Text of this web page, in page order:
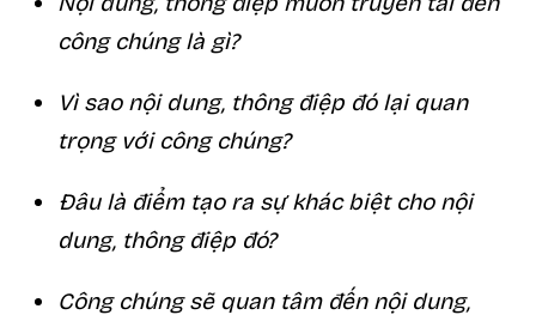
công chúng là gì?
Vì sao nội dung, thông điệp đó lại quan
trọng với công chúng?
Đâu là điểm tạo ra sự khác biệt cho nội
dung, thông điệp đó?
Công chúng sẽ quan tâm đến nội dung,